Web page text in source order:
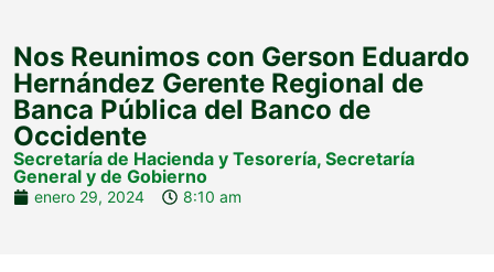
Nos Reunimos con Gerson Eduardo
Hernández Gerente Regional de
Banca Pública del Banco de
Occidente
Secretaría de Hacienda y Tesorería, Secretaría
General y de Gobierno
enero 29, 2024 8:10 am